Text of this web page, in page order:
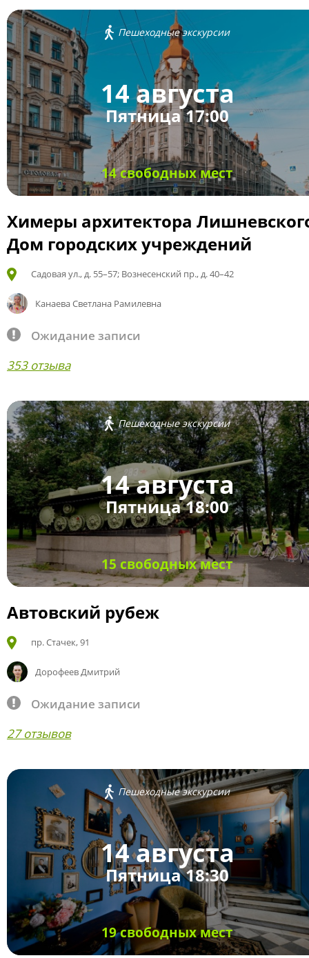
Пешеходные экскурсии
14 августа
Пятница 17:00
14 свободных мест
Химеры архитектора
Дом городских учреждений
Садовая ул., д. 55–57; Вознесенский пр., д. 40–42
Канаева Светлана Рамилевна
Ожидание записи
353 отзыва
Пешеходные экскурсии
14 августа
Пятница 18:00
15 свободных мест
Автовский рубеж
пр. Стачек, 91
Дорофеев Дмитрий
Ожидание записи
27 отзывов
Пешеходные экскурсии
14 августа
Пятница 18:30
19 свободных мест